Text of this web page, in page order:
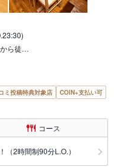
から徒…
ミ投稿特典対象店
COIN+支払い可
コース
2時間制90分L.O.）